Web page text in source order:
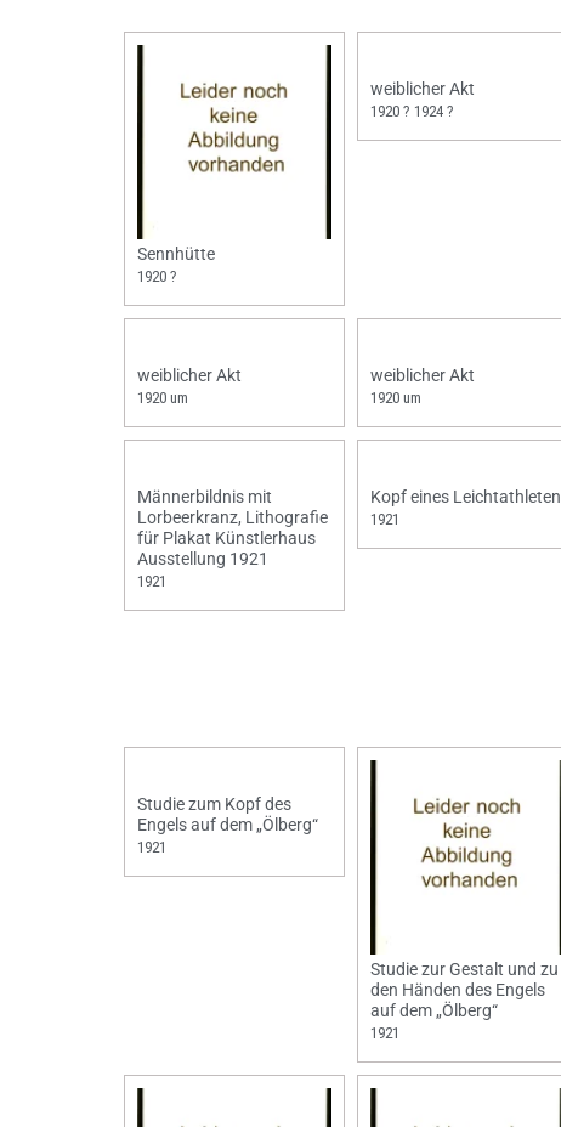
Sennhütte
1920 ?
weiblicher Akt
1920 ? 1924 ?
weiblicher Akt
1920 um
weiblicher Akt
1920 um
Männerbildnis mit
Lorbeerkranz, Lithografie
für Plakat Künstlerhaus
Ausstellung 1921
1921
Kopf eines Leichtathleten
1921
Studie zum Kopf des
Engels auf dem „Ölberg“
1921
Studie zur Gestalt und zu
den Händen des Engels
auf dem „Ölberg“
1921